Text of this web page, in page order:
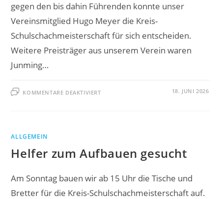
gegen den bis dahin Führenden konnte unser
Vereinsmitglied Hugo Meyer die Kreis-
Schulschachmeisterschaft für sich entscheiden.
Weitere Preisträger aus unserem Verein waren
Junming…
KOMMENTARE DEAKTIVIERTFÜR 18. JUNI 2026
ALLGEMEIN
Helfer zum Aufbauen gesucht
Am Sonntag bauen wir ab 15 Uhr die Tische und
Bretter für die Kreis-Schulschachmeisterschaft auf.